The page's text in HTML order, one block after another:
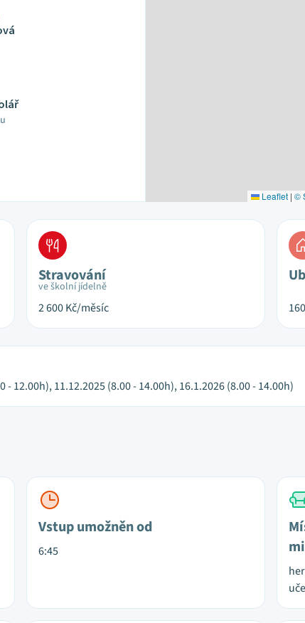
Leaflet | ©
Stravování
ve školní jídelně
2 600Kč/měsíc
- 12.00h), 11.12.2025 (8.00 - 14.00h), 16.1.2026 (8.00 - 14.00h)
Vstup umožněn od
6:45